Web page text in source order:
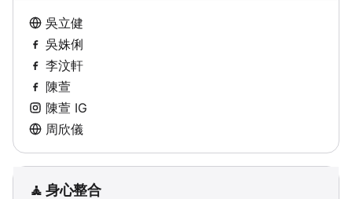
吳立健
吳姝俐
李汶軒
陳萱
陳萱 IG
周欣儀
🧘 身心整合